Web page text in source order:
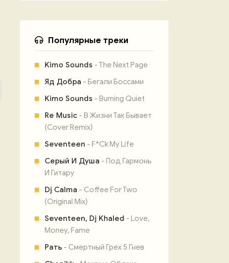
Популярные треки
Kimo Sounds - The Next Page
Яд Добра - Бегали Боссами
Kimo Sounds - Burning Quiet
Re Music - В Жизни Так Бывает
(Cover Remix)
Seventeen - F*Ck My Life
Серый И Душа - Под Гармонь
И Гитару
Dj Calma - Coffee For Two
(Original Mix)
Seventeen, Dj Khaled - Love,
Money, Fame
Рать - Смертный Грех 5 Гнев